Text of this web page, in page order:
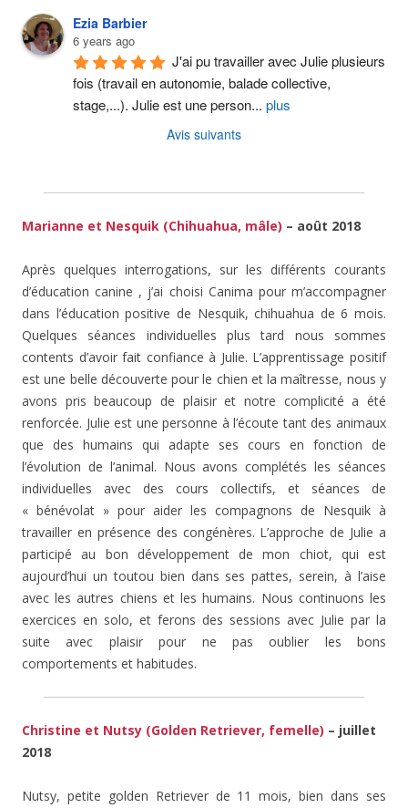
Ezia Barbier
6 years ago
J'ai pu travailler avec Julie plusieurs
fois (travail en autonomie, balade collective,
stage,...). Julie est une person... plus
Avis suivants
Marianne et Nesquik (Chihuahua, mâle) – août 2018
Après quelques interrogations, sur les différents courants
d’éducation canine , j’ai choisi Canima pour m’accompagner
dans l’éducation positive de Nesquik, chihuahua de 6 mois.
Quelques séances individuelles plus tard nous sommes
contents d’avoir fait confiance à Julie. L’apprentissage positif
est une belle découverte pour le chien et la maîtresse, nous y
avons pris beaucoup de plaisir et notre complicité a été
renforcée. Julie est une personne à l’écoute tant des animaux
que des humains qui adapte ses cours en fonction de
l’évolution de l’animal. Nous avons complétés les séances
individuelles avec des cours collectifs, et séances de
« bénévolat » pour aider les compagnons de Nesquik à
travailler en présence des congénères. L’approche de Julie a
participé au bon développement de mon chiot, qui est
aujourd’hui un toutou bien dans ses pattes, serein, à l’aise
avec les autres chiens et les humains. Nous continuons les
exercices en solo, et ferons des sessions avec Julie par la
suite avec plaisir pour ne pas oublier les bons
comportements et habitudes.
Christine et Nutsy (Golden Retriever, femelle) – juillet
2018
Nutsy, petite golden Retriever de 11 mois, bien dans ses